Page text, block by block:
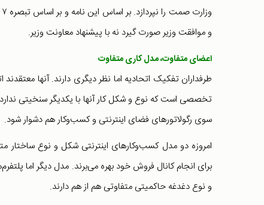
و موافقت وزیر صورت گیرد نه با پیشنهاد معاونت وزیر.
اعضای متفاوت، مدل کاری متفاوت
طرفداران تفکیک اتحادیه اما نظر دیگری دارند. آنها
تخصصی است که نوع و شکل کار آنها با یکدیگر سنخیتی
سوی رگولاتورهای فضای اینترنتی و کسب‌وکار هم دشوار شود.
امروزه دو مدل کسب‌وکارهای اینترنتی شکل و نوع ساختار
برای انجام کانال فروش خود بهره می‌برند. مدل دیگر اما
و نوع دغدغه حاکمیتی متفاوتی هم از هم دارند.